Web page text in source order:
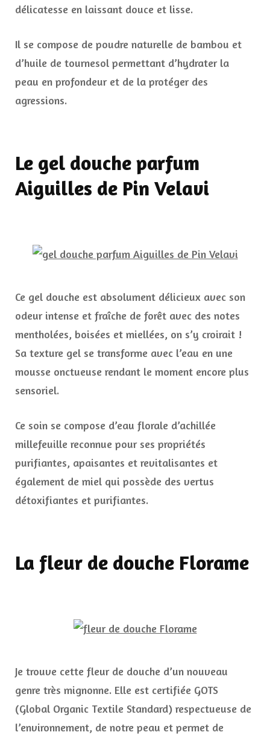
délicatesse en laissant douce et lisse.
Il se compose de poudre naturelle de bambou et
d’huile de tournesol permettant d’hydrater la
peau en profondeur et de la protéger des
agressions.
Le gel douche parfum
Aiguilles de Pin Velavi
Ce gel douche est absolument délicieux avec son
odeur intense et fraîche de forêt avec des notes
mentholées, boisées et miellées, on s’y croirait !
Sa texture gel se transforme avec l’eau en une
mousse onctueuse rendant le moment encore plus
sensoriel.
Ce soin se compose d’eau florale d’achillée
millefeuille reconnue pour ses propriétés
purifiantes, apaisantes et revitalisantes et
également de miel qui possède des vertus
détoxifiantes et purifiantes.
La fleur de douche Florame
Je trouve cette fleur de douche d’un nouveau
genre très mignonne. Elle est certifiée GOTS
(Global Organic Textile Standard) respectueuse de
l’environnement, de notre peau et permet de